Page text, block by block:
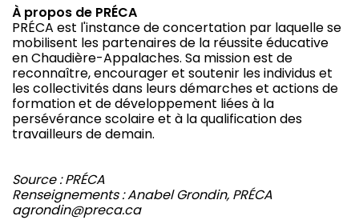
À propos de PRÉCA
PRÉCA est l'instance de concertation par laquelle se
mobilisent les partenaires de la réussite éducative
en Chaudière-Appalaches. Sa mission est de
reconnaître, encourager et soutenir les individus et
les collectivités dans leurs démarches et actions de
formation et de développement liées à la
persévérance scolaire et à la qualification des
travailleurs de demain.
Source : PRÉCA
Renseignements : Anabel Grondin, PRÉCA
agrondin@preca.ca